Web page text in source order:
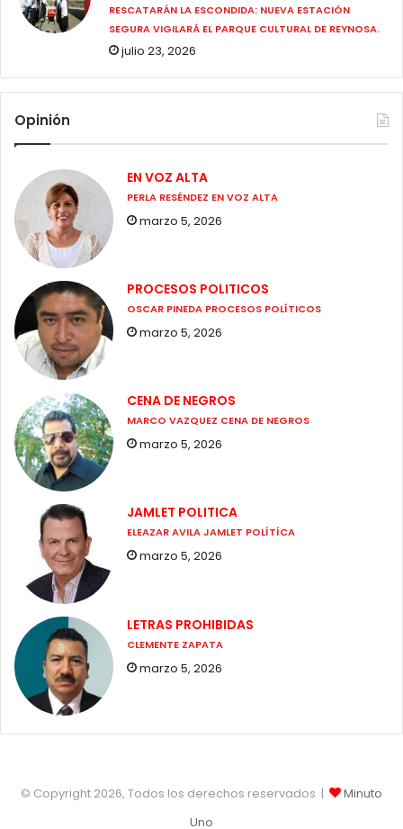
RESCATARÁN LA ESCONDIDA: NUEVA ESTACIÓN
SEGURA VIGILARÁ EL PARQUE CULTURAL DE REYNOSA.
julio 23, 2026
Opinión
EN VOZ ALTA
PERLA RESÉNDEZ EN VOZ ALTA
marzo 5, 2026
PROCESOS POLITICOS
OSCAR PINEDA PROCESOS POLÍTICOS
marzo 5, 2026
CENA DE NEGROS
MARCO VAZQUEZ CENA DE NEGROS
marzo 5, 2026
JAMLET POLITICA
ELEAZAR AVILA JAMLET POLÍTÍCA
marzo 5, 2026
LETRAS PROHIBIDAS
CLEMENTE ZAPATA
marzo 5, 2026
© Copyright 2026, Todos los derechos reservados |
Minuto
Uno